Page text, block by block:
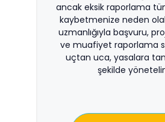
ancak eksik raporlama
kaybetmenize neden
uzmanlığıyla başvuru,
ve muafiyet raporlama
uçtan uca, yasalara
şekilde